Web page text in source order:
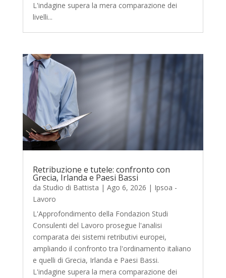
L'indagine supera la mera comparazione dei
livelli...
Retribuzione e tutele: confronto con
Grecia, Irlanda e Paesi Bassi
da Studio di Battista | Ago 6, 2026 | Ipsoa -
Lavoro
L'Approfondimento della Fondazion Studi
Consulenti del Lavoro prosegue l'analisi
comparata dei sistemi retributivi europei,
ampliando il confronto tra l'ordinamento italiano
e quelli di Grecia, Irlanda e Paesi Bassi.
L'indagine supera la mera comparazione dei